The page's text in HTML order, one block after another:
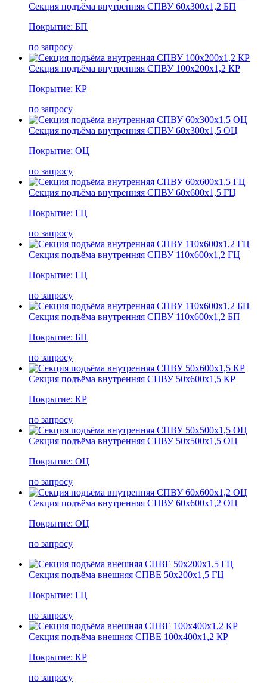
Секция подъёма внутренняя СПВУ 60х300х1,2 БП
Покрытие: БП
по запросу
Секция подъёма внутренняя СПВУ 100х200х1,2 КР
Покрытие: КР
по запросу
Секция подъёма внутренняя СПВУ 60х300х1,5 ОЦ
Покрытие: ОЦ
по запросу
Секция подъёма внутренняя СПВУ 60х600х1,5 ГЦ
Покрытие: ГЦ
по запросу
Секция подъёма внутренняя СПВУ 110х600х1,2 ГЦ
Покрытие: ГЦ
по запросу
Секция подъёма внутренняя СПВУ 110х600х1,2 БП
Покрытие: БП
по запросу
Секция подъёма внутренняя СПВУ 50х600х1,5 КР
Покрытие: КР
по запросу
Секция подъёма внутренняя СПВУ 50х500х1,5 ОЦ
Покрытие: ОЦ
по запросу
Секция подъёма внутренняя СПВУ 60х600х1,2 ОЦ
Покрытие: ОЦ
по запросу
Секция подъёма внешняя СПВЕ 50х200х1,5 ГЦ
Покрытие: ГЦ
по запросу
Секция подъёма внешняя СПВЕ 100х400х1,2 КР
Покрытие: КР
по запросу